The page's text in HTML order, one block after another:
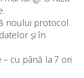
noului protocol
și în
– cu până la 7 ori